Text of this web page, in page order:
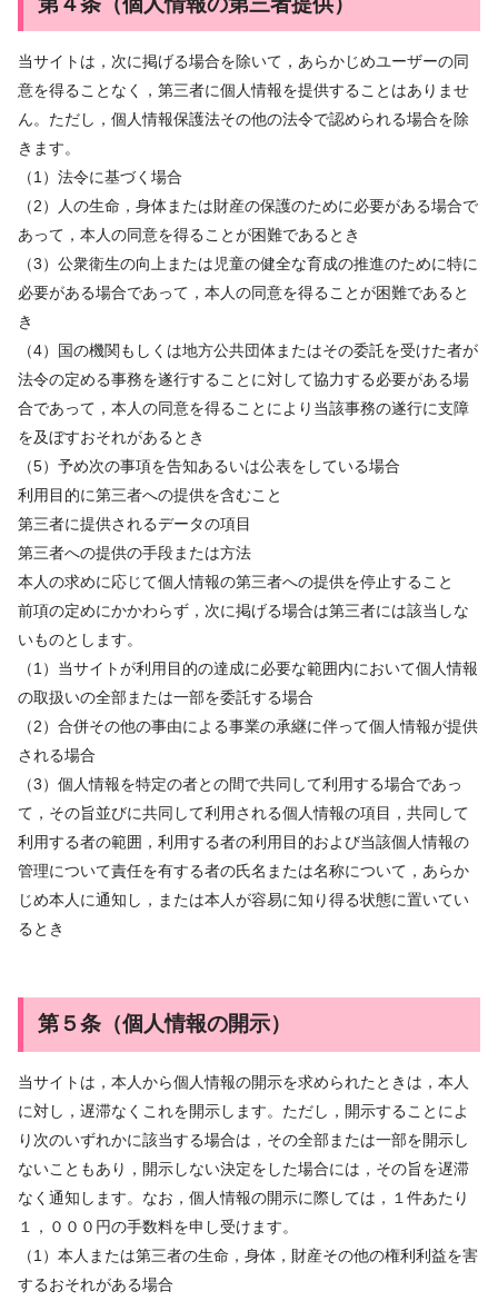
当サイトは，次に掲げる場合を除いて，あらかじめユーザーの同
意を得ることなく，第三者に個人情報を提供することはありませ
ん。ただし，個人情報保護法その他の法令で認められる場合を除
きます。
（1）法令に基づく場合
（2）人の生命，身体または財産の保護のために必要がある場合で
あって，本人の同意を得ることが困難であるとき
（3）公衆衛生の向上または児童の健全な育成の推進のために特に
必要がある場合であって，本人の同意を得ることが困難であると
き
（4）国の機関もしくは地方公共団体またはその委託を受けた者が
法令の定める事務を遂行することに対して協力する必要がある場
合であって，本人の同意を得ることにより当該事務の遂行に支障
を及ぼすおそれがあるとき
（5）予め次の事項を告知あるいは公表をしている場合
利用目的に第三者への提供を含むこと
第三者に提供されるデータの項目
第三者への提供の手段または方法
本人の求めに応じて個人情報の第三者への提供を停止すること
前項の定めにかかわらず，次に掲げる場合は第三者には該当しな
いものとします。
（1）当サイトが利用目的の達成に必要な範囲内において個人情報
の取扱いの全部または一部を委託する場合
（2）合併その他の事由による事業の承継に伴って個人情報が提供
される場合
（3）個人情報を特定の者との間で共同して利用する場合であっ
て，その旨並びに共同して利用される個人情報の項目，共同して
利用する者の範囲，利用する者の利用目的および当該個人情報の
管理について責任を有する者の氏名または名称について，あらか
じめ本人に通知し，または本人が容易に知り得る状態に置いてい
るとき
第５条（個人情報の開示）
当サイトは，本人から個人情報の開示を求められたときは，本人
に対し，遅滞なくこれを開示します。ただし，開示することによ
り次のいずれかに該当する場合は，その全部または一部を開示し
ないこともあり，開示しない決定をした場合には，その旨を遅滞
なく通知します。なお，個人情報の開示に際しては，１件あたり
１，０００円の手数料を申し受けます。
（1）本人または第三者の生命，身体，財産その他の権利利益を害
するおそれがある場合